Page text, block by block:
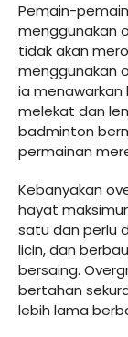
Pemain-
menggunakan
tidak akan
menggunakan
ia menawarkan
melekat dan
badminton
permainan
Kebanyakan
hayat
satu dan perlu
licin, dan
bersaing.
bertahan
lebih lama